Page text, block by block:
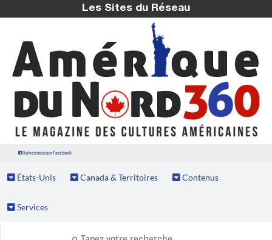
Les Sites du Réseau
Suivez nous sur Facebook
États-Unis Canada & Territoires Contenus
Services